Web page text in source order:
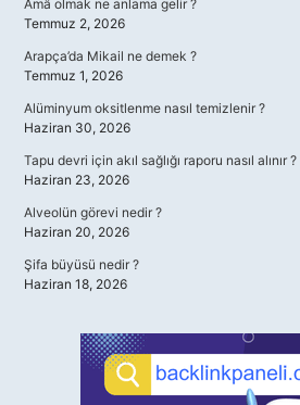
Âmâ olmak ne anlama gelir ?
Temmuz 2, 2026
Arapça’da Mikail ne demek ?
Temmuz 1, 2026
Alüminyum oksitlenme nasıl temizlenir ?
Haziran 30, 2026
Tapu devri için akıl sağlığı raporu nasıl alınır ?
Haziran 23, 2026
Alveolün görevi nedir ?
Haziran 20, 2026
Şifa büyüsü nedir ?
Haziran 18, 2026